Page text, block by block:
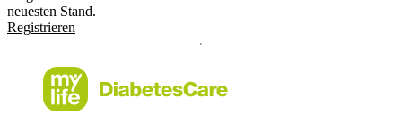
neuesten Stand.
Registrieren